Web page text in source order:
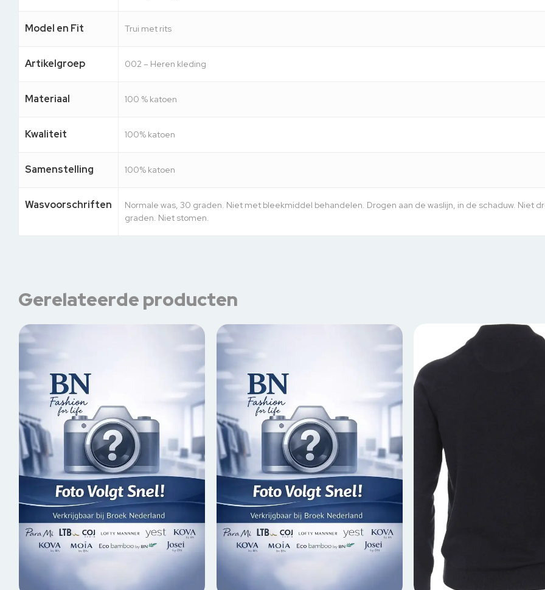
Model en Fit Trui met rits
Artikelgroep 002 – Heren kleding
Materiaal 100 % katoen
Kwaliteit 100% katoen
Samenstelling 100% katoen
Wasvoorschriften
Normale was, 30 graden. Niet met bleekmiddel behandelen. Drogen aan de waslijn, in de schaduw. Niet
graden. Niet stomen.
Gerelateerde producten
product